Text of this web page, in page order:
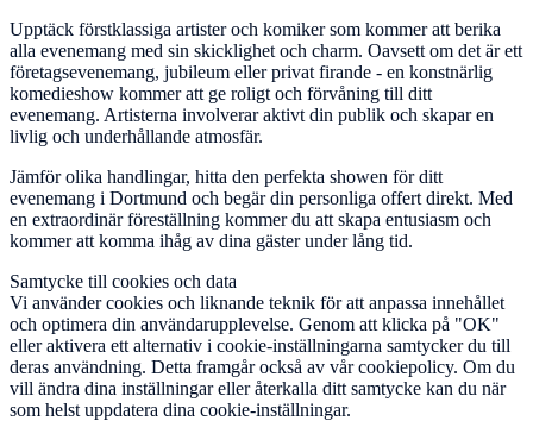
Upptäck förstklassiga artister och komiker som kommer att berika
alla evenemang med sin skicklighet och charm. Oavsett om det är ett
företagsevenemang, jubileum eller privat firande - en konstnärlig
komedieshow kommer att ge roligt och förvåning till ditt
evenemang. Artisterna involverar aktivt din publik och skapar en
livlig och underhållande atmosfär.
Jämför olika handlingar, hitta den perfekta showen för ditt
evenemang i Dortmund och begär din personliga offert direkt. Med
en extraordinär föreställning kommer du att skapa entusiasm och
kommer att komma ihåg av dina gäster under lång tid.
Samtycke till cookies och data
Vi använder cookies och liknande teknik för att anpassa innehållet
och optimera din användarupplevelse. Genom att klicka på "OK"
eller aktivera ett alternativ i cookie-inställningarna samtycker du till
deras användning. Detta framgår också av vår cookiepolicy. Om du
vill ändra dina inställningar eller återkalla ditt samtycke kan du när
som helst uppdatera dina cookie-inställningar.